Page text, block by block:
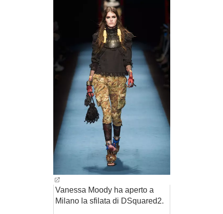
Vanessa Moody ha aperto a
Milano la sfilata di DSquared2.